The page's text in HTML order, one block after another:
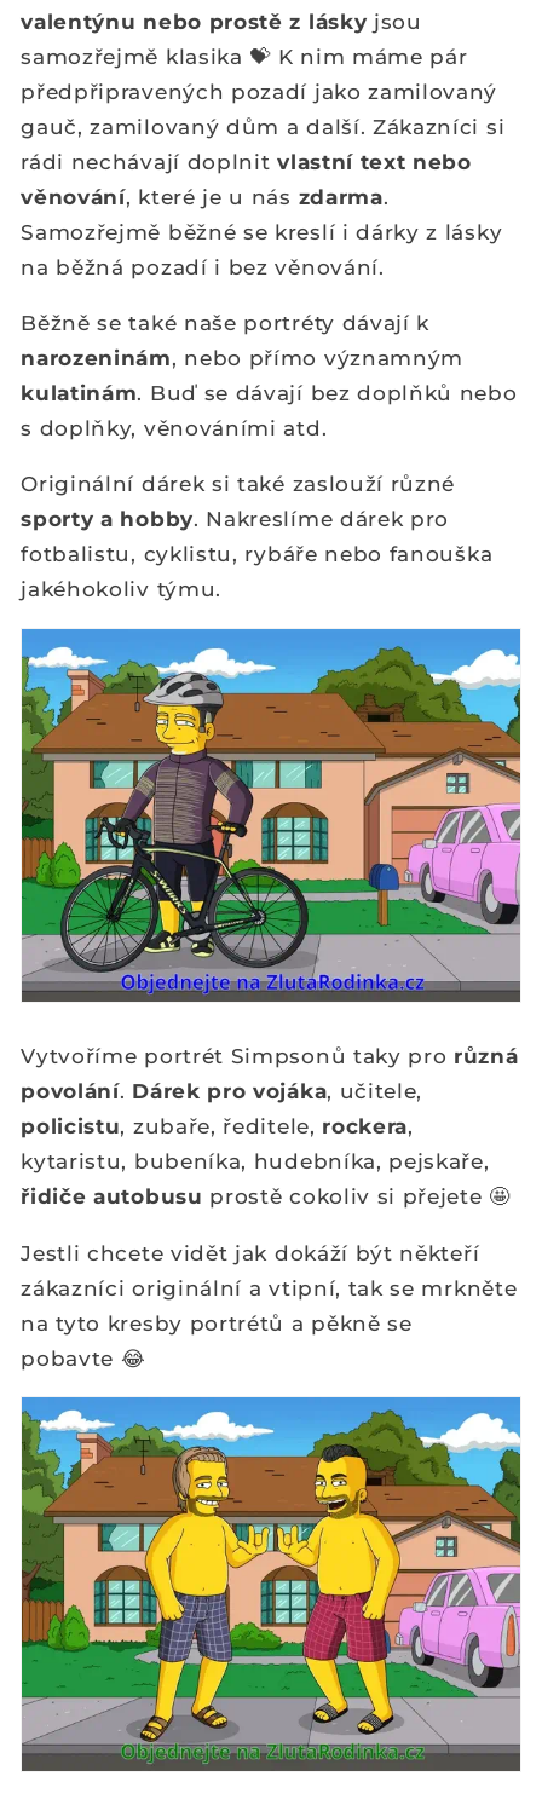
valentýnu nebo prostě z lásky jsou
samozřejmě klasika 💝 K nim máme pár
předpřipravených pozadí jako zamilovaný
gauč, zamilovaný dům a další. Zákazníci si
rádi nechávají doplnitvlastní text nebo
věnování, které je u nás zdarma.
Samozřejmě běžné se kreslí i dárky z lásky
na běžná pozadí i bez věnování.
Běžně se také naše portréty dávají k
narozeninám, nebo přímo významným
kulatinám. Buď se dávají bez doplňků nebo
s doplňky, věnováními atd.
Originální dárek si také zaslouží různé
sporty a hobby. Nakreslíme dárek pro
fotbalistu, cyklistu, rybáře nebo fanouška
jakéhokoliv týmu.
Vytvoříme portrét Simpsonů taky pro různá
povolání. Dárek pro vojáka, učitele,
policistu, zubaře, ředitele, rockera,
kytaristu, bubeníka, hudebníka, pejskaře,
řidiče autobusu prostě cokoliv si přejete 🤩
Jestli chcete vidět jak dokáží být někteří
zákazníci originální a vtipní, tak se mrkněte
na tyto kresby portrétů a pěkně se
pobavte 😂